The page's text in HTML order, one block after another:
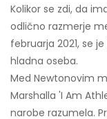
Kolikor se zdi, da
odlično razmerje
februarja 2021, se
hladna oseba.
Med Newtonovim
Marshalla 'I Am
narobe razumela.